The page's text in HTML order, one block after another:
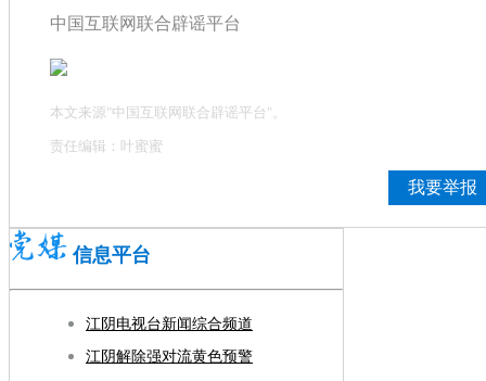
中国互联网联合辟谣平台
本文来源"中国互联网联合辟谣平台"。
责任编辑：叶蜜蜜
我要举报
信息平台
江阴电视台新闻综合频道
江阴解除强对流黄色预警